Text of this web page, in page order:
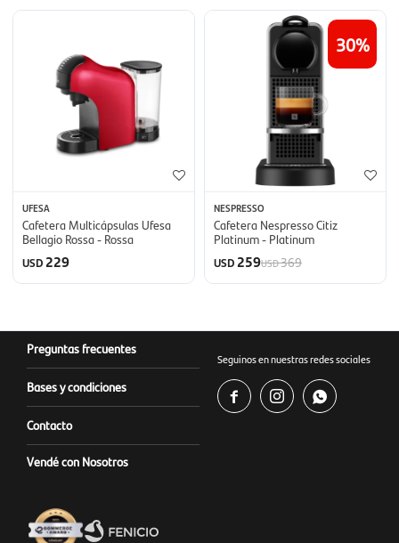
UFESA
Cafetera Multicápsulas Ufesa
Bellagio Rossa - Rossa
USD229
30
NESPRESSO
Cafetera Nespresso Citiz
Platinum - Platinum
USD259USD369
Preguntas frecuentes
Bases y condiciones
Contacto
Vendé con Nosotros
Seguinos en nuestras redes sociales
  